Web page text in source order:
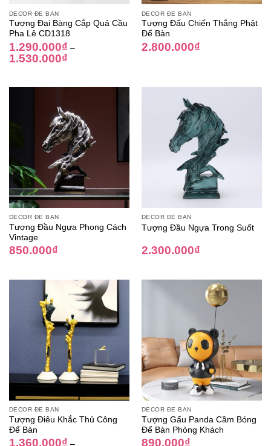
DECOR ĐỂ BÀN
Tượng Đại Bàng Cắp Quả Cầu
Pha Lê CD1318
1.290.000₫ –
1.530.000₫
DECOR ĐỂ BÀN
Tượng Đấu Chiến Thắng Phật
Để Bàn
2.800.000₫
DECOR ĐỂ BÀN
Tượng Đầu Ngựa Phong Cách
Vintage
850.000₫
DECOR ĐỂ BÀN
Tượng Đầu Ngựa Trong Suốt
2.300.000₫
DECOR ĐỂ BÀN
Tượng Điêu Khắc Thủ Công
Để Bàn
1.360.000₫ –
DECOR ĐỂ BÀN
Tượng Gấu Panda Cầm Bóng
Để Bàn Phòng Khách
890.000₫